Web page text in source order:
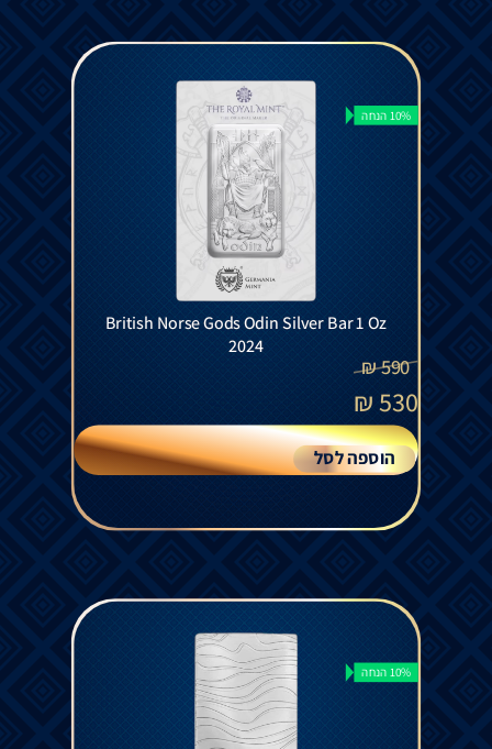
10% הנחה
British Norse Gods Odin Silver Bar 1 Oz
2024
590
₪
530
₪
הוספה לסל
10% הנחה